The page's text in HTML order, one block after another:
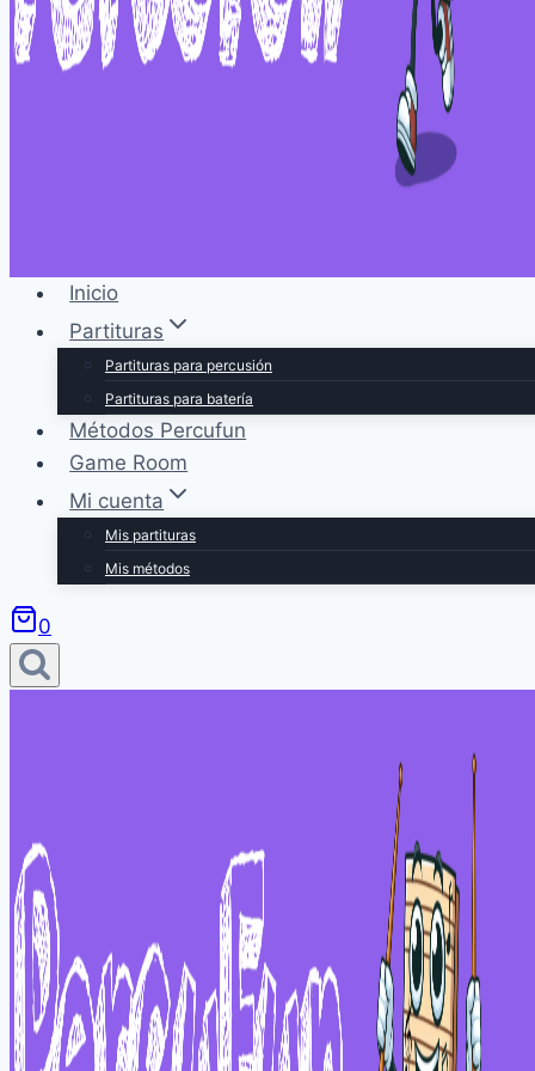
Inicio
Partituras
Partituras para percusión
Partituras para batería
Métodos Percufun
Game Room
Mi cuenta
Mis partituras
Mis métodos
0